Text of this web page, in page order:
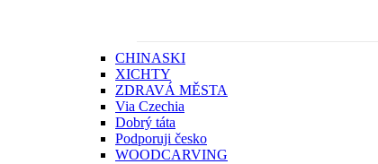
CHINASKI
XICHTY
ZDRAVÁ MĚSTA
Via Czechia
Dobrý táta
Podporuji česko
WOODCARVING